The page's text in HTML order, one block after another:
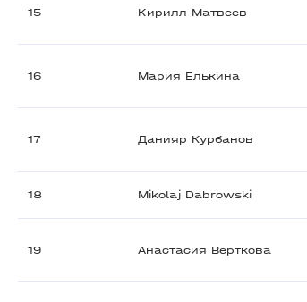
15 Кирилл Матвеев
16 Мария Елькина
17 Данияр Курбанов
18 Mikolaj Dabrowski
19 Анастасия Верткова